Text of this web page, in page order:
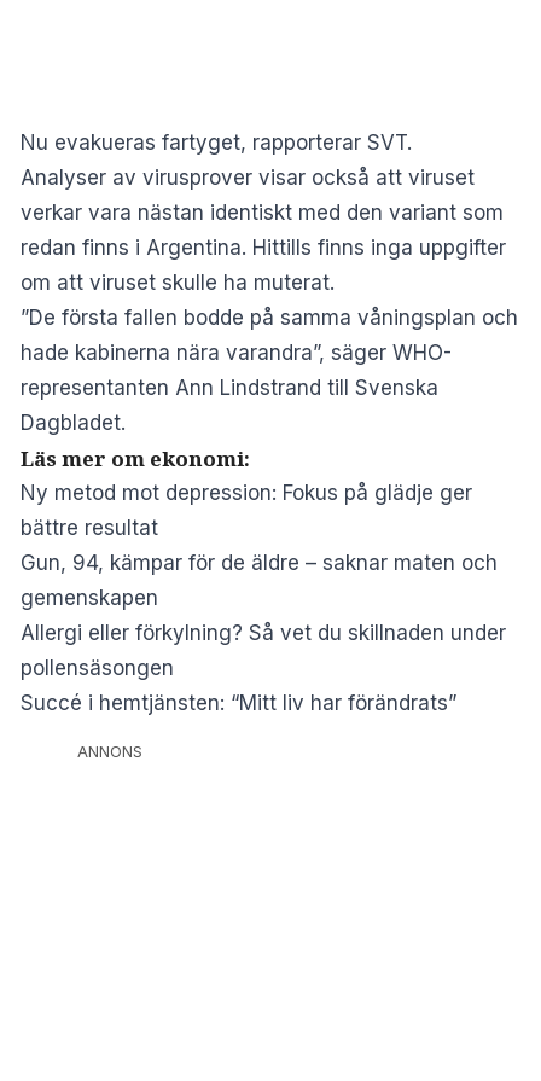
Nu evakueras fartyget, rapporterar SVT.
Analyser av virusprover visar också att viruset
verkar vara nästan identiskt med den variant som
redan finns i Argentina. Hittills finns inga uppgifter
om att viruset skulle ha muterat.
”De första fallen bodde på samma våningsplan och
hade kabinerna nära varandra”, säger WHO-
representanten Ann Lindstrand till Svenska
Dagbladet.
Läs mer om ekonomi:
Ny metod mot depression: Fokus på glädje ger
bättre resultat
Gun, 94, kämpar för de äldre – saknar maten och
gemenskapen
Allergi eller förkylning? Så vet du skillnaden under
pollensäsongen
Succé i hemtjänsten: “Mitt liv har förändrats”
ANNONS